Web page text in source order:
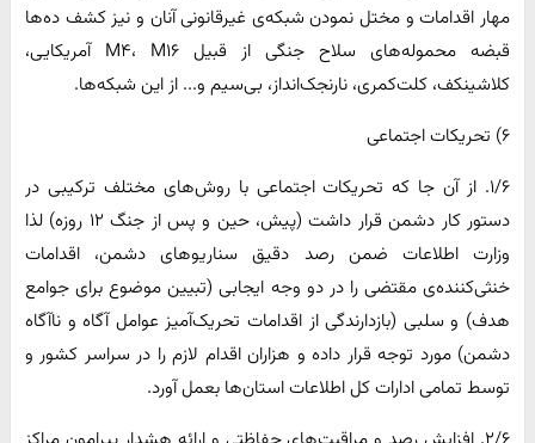
مهار اقدامات و مختل نمودن شبکه‌ی غیرقانونی آنان و نیز کشف ده‌ها
قبضه محموله‌های سلاح جنگی از قبیل M۴، M۱۶ آمریکایی،
کلاشینکف، کلت‌کمری، نارنجک‌انداز، بی‌سیم و... از این شبکه‌ها.
۶) تحریکات اجتماعی
۱/۶. از آن جا که تحریکات اجتماعی با روش‌های مختلف ترکیبی در
دستور کار دشمن قرار داشت (پیش، حین و پس از جنگ ۱۲ روزه) لذا
وزارت اطلاعات ضمن رصد دقیق سناریوهای دشمن، اقدامات
خنثی‌کننده‌ی مقتضی را در دو وجه ایجابی (تبیین موضوع برای جوامع
هدف) و سلبی (بازدارندگی از اقدامات تحریک‌آمیز عوامل آگاه و ناآگاه
دشمن) مورد توجه قرار داده و هزاران اقدام لازم را در سراسر کشور و
توسط تمامی ادارات کل اطلاعات استان‌ها بعمل آورد.